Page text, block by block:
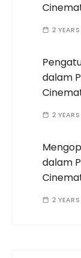
2
dalam
2
dalam
2